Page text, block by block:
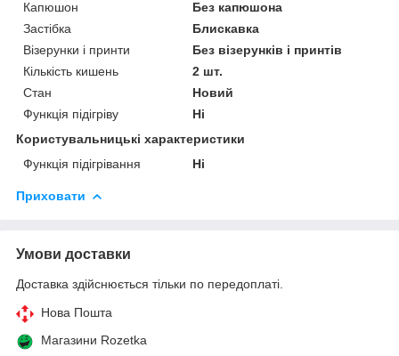
Капюшон
Без капюшона
Застібка
Блискавка
Візерунки і принти
Без візерунків і принтів
Кількість кишень
2 шт.
Стан
Новий
Функція підігріву
Ні
Користувальницькі характеристики
Функція підігрівання
Ні
Приховати
Умови доставки
Доставка здійснюється тільки по передоплаті.
Нова Пошта
Магазини Rozetka